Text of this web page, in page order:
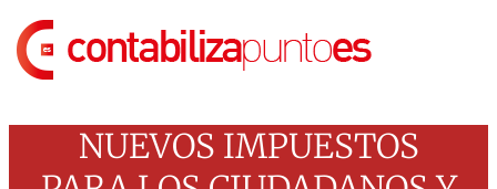
al
contenido
NUEVOS IMPUESTOS